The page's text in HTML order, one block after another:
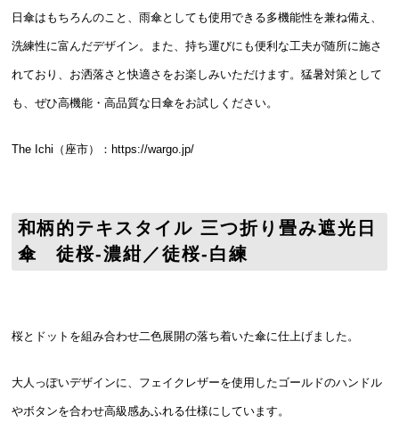
日傘はもちろんのこと、雨傘としても使用できる多機能性を兼ね備え、
洗練性に富んだデザイン。また、持ち運びにも便利な工夫が随所に施さ
れており、お洒落さと快適さをお楽しみいただけます。猛暑対策として
も、ぜひ高機能・高品質な日傘をお試しください。
The Ichi（座市）： https://wargo.jp/
和柄的テキスタイル 三つ折り畳み遮光日
傘 徒桜-濃紺／徒桜-白練
桜とドットを組み合わせ二色展開の落ち着いた傘に仕上げました。
大人っぽいデザインに、フェイクレザーを使用したゴールドのハンドル
やボタンを合わせ高級感あふれる仕様にしています。